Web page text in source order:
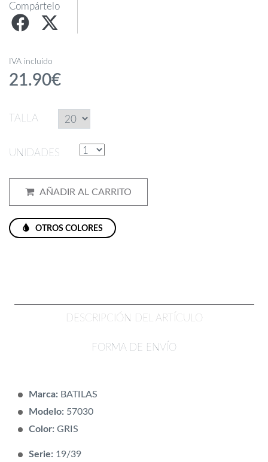
Compártelo
IVA incluido
21.90€
TALLA
UNIDADES
AÑADIR AL CARRITO
OTROS COLORES
DESCRIPCIÓN DEL ARTÍCULO
FORMA DE ENVÍO
Marca: BATILAS
Modelo: 57030
Color: GRIS
Serie: 19/39